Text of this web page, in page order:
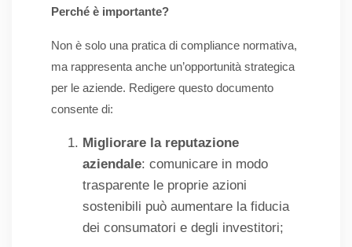
Perché è importante?
Non è solo una pratica di compliance normativa,
ma rappresenta anche un’opportunità strategica
per le aziende. Redigere questo documento
consente di:
Migliorare la reputazione
aziendale: comunicare in modo
trasparente le proprie azioni
sostenibili può aumentare la fiducia
dei consumatori e degli investitori;